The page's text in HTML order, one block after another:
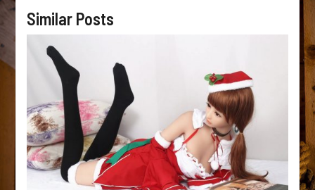
Similar Posts